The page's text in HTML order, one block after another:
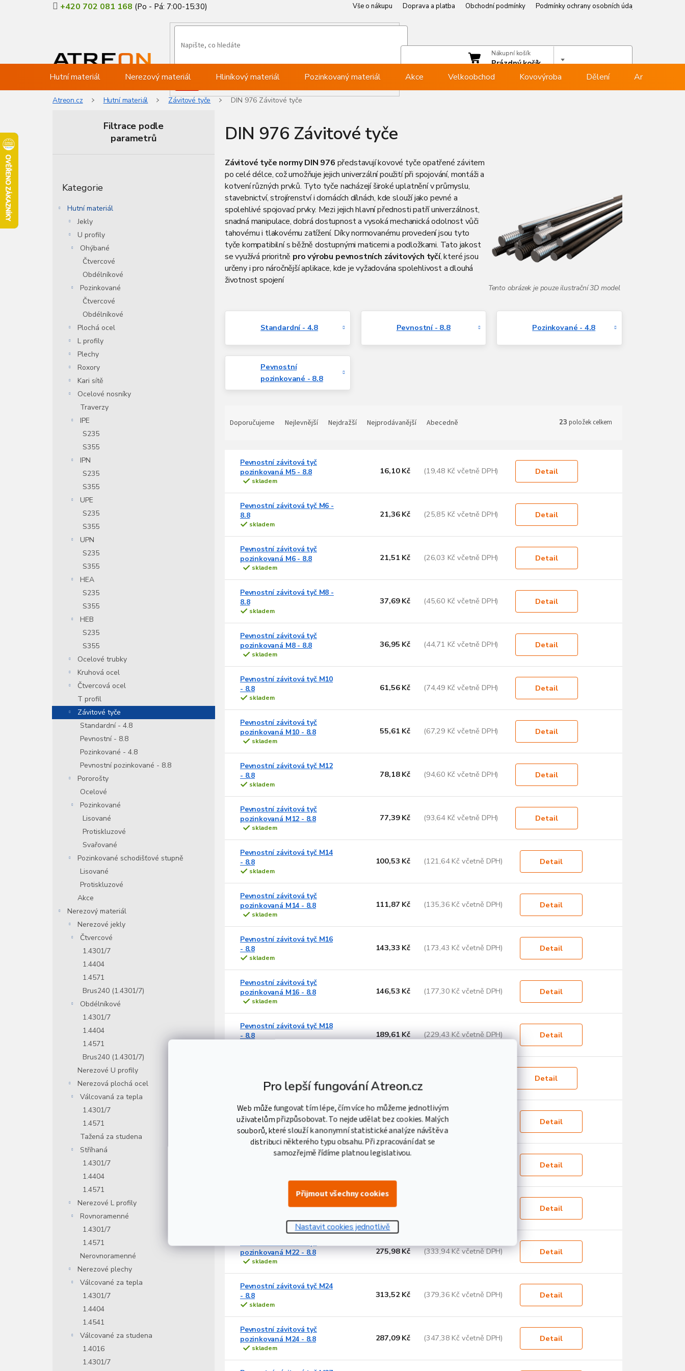
Pro lepší fungování Atreon.cz
Web může fungovat tím lépe, čím více ho můžeme jednotlivým
uživatelům přizpůsobovat. To nejde udělat bez cookies. Malých
souborů, které slouží k anonymní statistické analýze návštěv a
distribuci některého typu obsahu. Při zpracování dat se
samozřejmě řídíme platnou legislativou.
Nastavit cookies jednotlivě
Přijmout všechny cookies
+420 702 081 168 Vše o nákupu Doprava a platba Obchodní podmínky Podmínky ochrany osobních údajů
Přihlásit se
Nákupní košík
Prázdný košík
Hutní materiál Nerezový materiál Hliníkový materiál Pozinkovaný materiál Akce Velkoobchod Kovovýroba Dělení Armovna
Atreon.cz Hutní materiál Závitové tyče DIN 976 Závitové tyče
Filtrace podle
parametrů
kategorie
Kategorie
Hutní materiál
Jekly
U profily
Ohýbané
Čtvercové
Obdélníkové
Pozinkované
Čtvercové
Obdélníkové
Plochá ocel
L profily
Plechy
Roxory
Kari sítě
Ocelové nosníky
Traverzy
IPE
S235
S355
IPN
S235
S355
UPE
S235
S355
UPN
S235
S355
HEA
S235
S355
HEB
S235
S355
Ocelové trubky
Kruhová ocel
Čtvercová ocel
T profil
Závitové tyče
Standardní - 4.8
Pevnostní - 8.8
Pozinkované - 4.8
Pevnostní pozinkované - 8.8
Pororošty
Ocelové
Pozinkované
Lisované
Protiskluzové
Svařované
Pozinkované schodišťové stupně
Lisované
Protiskluzové
Akce
Nerezový materiál
Nerezové jekly
Čtvercové
1.4301/7
1.4404
1.4571
Brus240 (1.4301/7)
Obdélníkové
1.4301/7
1.4404
1.4571
Brus240 (1.4301/7)
Nerezové U profily
Nerezová plochá ocel
Válcovaná za tepla
1.4301/7
1.4571
Tažená za studena
Stříhaná
1.4301/7
1.4404
1.4571
Nerezové L profily
Rovnoramenné
1.4301/7
1.4571
Nerovnoramenné
Nerezové plechy
Válcované za tepla
1.4301/7
1.4404
1.4541
Válcované za studena
1.4016
1.4301/7
DIN 976 Závitové tyče
Závitové tyče normy DIN 976 představují kovové tyče opatřené závitem
po celé délce, což umožňuje jejich univerzální použití při spojování, montáži a
kotvení různých prvků. Tyto tyče nacházejí široké uplatnění v průmyslu,
stavebnictví, strojírenství i domácích dílnách, kde slouží jako pevné a
spolehlivé spojovací prvky. Mezi jejich hlavní přednosti patří univerzálnost,
snadná manipulace, dobrá dostupnost a vysoká mechanická odolnost vůči
tahovému i tlakovému zatížení. Díky normovanému provedení jsou tyto
tyče kompatibilní s běžně dostupnými maticemi a podložkami. Tato jakost
se využívá prioritně pro výrobu pevnostních závitových tyčí, které jsou
určeny i pro náročnější aplikace, kde je vyžadována spolehlivost a dlouhá
životnost spojení
Standardní - 4.8 Pevnostní - 8.8 Pozinkované - 4.8
Pevnostní
pozinkované - 8.8
k
Doporučujeme Nejlevnější Nejdražší Nejprodávanější Abecedně 23 položek celkem
o
t
Pevnostní závitová tyč
pozinkovaná M5 - 8.8
skladem
16,10 Kč (19,48 Kč včetně DPH) Detail
Pevnostní závitová tyč M6 -
8.8
skladem
21,36 Kč (25,85 Kč včetně DPH) Detail
Pevnostní závitová tyč
pozinkovaná M6 - 8.8
skladem
21,51 Kč (26,03 Kč včetně DPH) Detail
Pevnostní závitová tyč M8 -
8.8
skladem
37,69 Kč (45,60 Kč včetně DPH) Detail
Pevnostní závitová tyč
pozinkovaná M8 - 8.8
skladem
36,95 Kč (44,71 Kč včetně DPH) Detail
Pevnostní závitová tyč M10
- 8.8
skladem
61,56 Kč (74,49 Kč včetně DPH) Detail
Pevnostní závitová tyč
pozinkovaná M10 - 8.8
skladem
55,61 Kč (67,29 Kč včetně DPH) Detail
Pevnostní závitová tyč M12
- 8.8
skladem
78,18 Kč (94,60 Kč včetně DPH) Detail
Pevnostní závitová tyč
pozinkovaná M12 - 8.8
skladem
77,39 Kč (93,64 Kč včetně DPH) Detail
Pevnostní závitová tyč M14
- 8.8
skladem
100,53 Kč (121,64 Kč včetně DPH) Detail
Pevnostní závitová tyč
pozinkovaná M14 - 8.8
skladem
111,87 Kč (135,36 Kč včetně DPH) Detail
Pevnostní závitová tyč M16
- 8.8
skladem
143,33 Kč (173,43 Kč včetně DPH) Detail
Pevnostní závitová tyč
pozinkovaná M16 - 8.8
skladem
146,53 Kč (177,30 Kč včetně DPH) Detail
Pevnostní závitová tyč M18
- 8.8
189,61 Kč (229,43 Kč včetně DPH) Detail
pozinkovaná M18 - 8.8
skladem
Detail
Pevnostní závitová tyč M20
- 8.8
skladem
220,82 Kč (267,19 Kč včetně DPH) Detail
Pevnostní závitová tyč
Detail
Pevnostní závitová tyč M22
290,78 Kč Detail
pozinkovaná M22 - 8.8
skladem
275,98 Kč (333,94 Kč včetně DPH) Detail
Pevnostní závitová tyč M24
- 8.8
skladem
313,52 Kč (379,36 Kč včetně DPH) Detail
Pevnostní závitová tyč
pozinkovaná M24 - 8.8
skladem
287,09 Kč (347,38 Kč včetně DPH) Detail